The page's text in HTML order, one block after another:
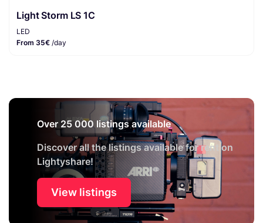
Light Storm LS 1C
LED
From 35€ /day
Over 25 000 listings available
Discover all the listings available for rent on
Lightyshare!
View listings